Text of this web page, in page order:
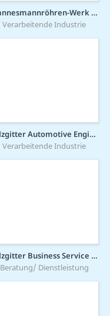
Mannesmannröhren-Werk GmbH
Verarbeitende Industrie
Salzgitter Automotive Engineering GmbH & Co. KG
Verarbeitende Industrie
Salzgitter Business Service GmbH
Beratung/ Dienstleistung